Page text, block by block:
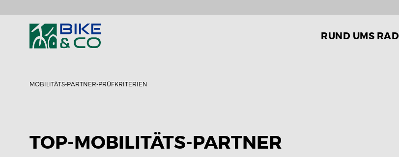
RUND UMS RAD
MOBILITÄTS-PARTNER-PRÜFKRITERIEN
TOP-MOBILITÄTS-PARTNER